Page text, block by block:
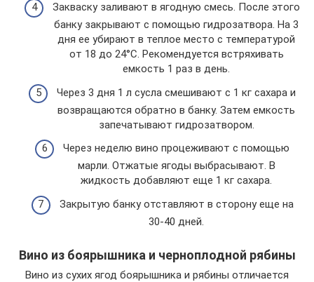
Закваску заливают в ягодную смесь. После этого
банку закрывают с помощью гидрозатвора. На 3
дня ее убирают в теплое место с температурой
от 18 до 24°C. Рекомендуется встряхивать
емкость 1 раз в день.
Через 3 дня 1 л сусла смешивают с 1 кг сахара и
возвращаются обратно в банку. Затем емкость
запечатывают гидрозатвором.
Через неделю вино процеживают с помощью
марли. Отжатые ягоды выбрасывают. В
жидкость добавляют еще 1 кг сахара.
Закрытую банку отставляют в сторону еще на
30-40 дней.
Вино из боярышника и черноплодной рябины
Вино из сухих ягод боярышника и рябины отличается